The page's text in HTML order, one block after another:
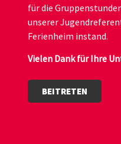
für die
unserer
Ferienheim instand.
Vielen Dank für Ihre
BEITRETEN